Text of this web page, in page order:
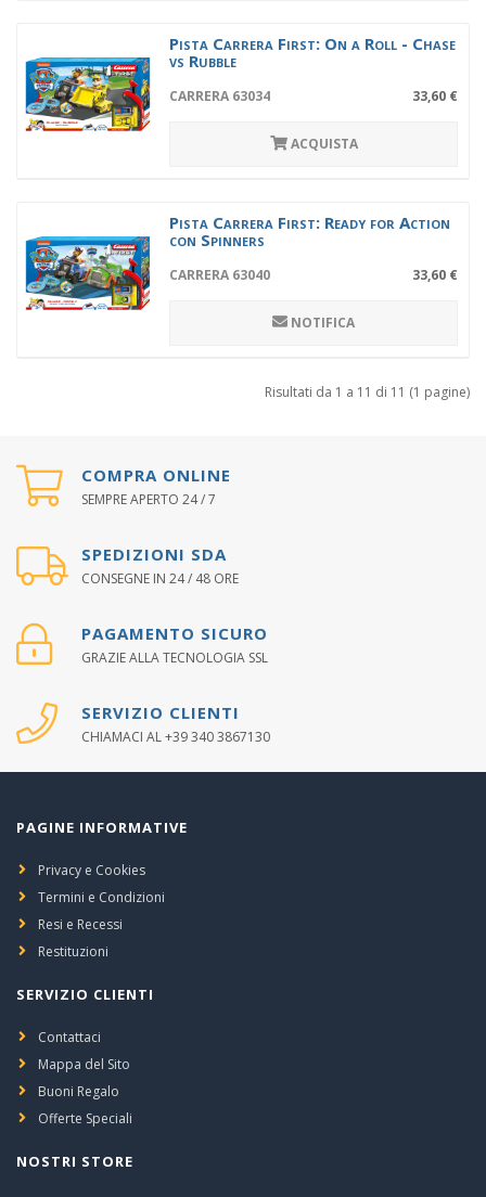
Pista Carrera First: On a Roll - Chase
vs Rubble
CARRERA 63034 33,60 €
ACQUISTA
Pista Carrera First: Ready for Action
con Spinners
CARRERA 63040 33,60 €
NOTIFICA
Risultati da 1 a 11 di 11 (1 pagine)
COMPRA ONLINE
SEMPRE APERTO 24 / 7
SPEDIZIONI SDA
CONSEGNE IN 24 / 48 ORE
PAGAMENTO SICURO
GRAZIE ALLA TECNOLOGIA SSL
SERVIZIO CLIENTI
CHIAMACI AL +39 340 3867130
PAGINE INFORMATIVE
Privacy e Cookies
Termini e Condizioni
Resi e Recessi
Restituzioni
SERVIZIO CLIENTI
Contattaci
Mappa del Sito
Buoni Regalo
Offerte Speciali
NOSTRI STORE